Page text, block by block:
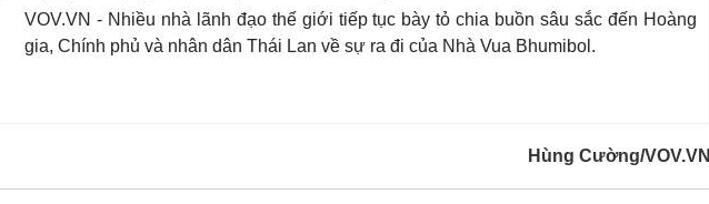
VOV.VN - Nhiều nhà lãnh đạo thế giới tiếp tục bày tỏ chia buồn sâu sắc đến Hoàng
gia, Chính phủ và nhân dân Thái Lan về sự ra đi của Nhà Vua Bhumibol.
Hùng Cường/VOV.VN